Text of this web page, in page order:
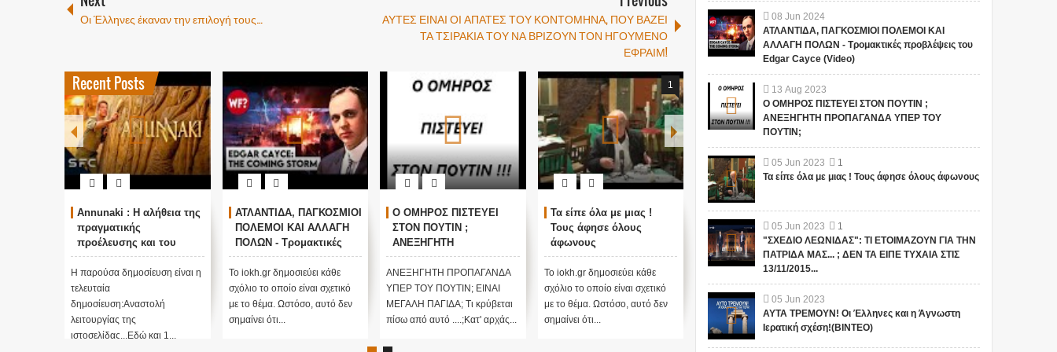
Οι Έλληνες έκαναν την επιλογή τους…
ΑΥΤΕΣ ΕΙΝΑΙ ΟΙ ΑΠΑΤΕΣ ΤΟΥ ΚΟΝΤΟΜΗΝΑ, ΠΟΥ ΒΑΖΕΙ
ΤΑ ΤΣΙΡΑΚΙΑ ΤΟΥ ΝΑ ΒΡΙΖΟΥΝ ΤΟΝ ΗΓΟΥΜΕΝΟ
ΕΦΡΑΙΜ!
Recent Posts
Annunaki : Η αλήθεια της
πραγματικής
προέλευσης και του
σκοπού τους και
αναστολή λειτουργίας
μας ....
Η παρούσα δημοσίευση είναι η
τελευταία
δημοσίευση:Αναστολή
λειτουργίας της
ιστοσελίδας...Εδώ και 1...
ΑΤΛΑΝΤΙΔΑ, ΠΑΓΚΟΣΜΙΟΙ
ΠΟΛΕΜΟΙ ΚΑΙ ΑΛΛΑΓΗ
ΠΟΛΩΝ - Τρομακτικές
προβλέψεις του Edgar
Cayce (Video)
Το iokh.gr δημοσιεύει κάθε
σχόλιο το οποίο είναι σχετικό
με το θέμα. Ωστόσο, αυτό δεν
σημαίνει ότι...
Ο ΟΜΗΡΟΣ ΠΙΣΤΕΥΕΙ
ΣΤΟΝ ΠΟΥΤΙΝ ;
ΑΝΕΞΗΓΗΤΗ
ΠΡΟΠΑΓΑΝΔΑ ΥΠΕΡ ΤΟΥ
ΠΟΥΤΙΝ;
ΑΝΕΞΗΓΗΤΗ ΠΡΟΠΑΓΑΝΔΑ
ΥΠΕΡ ΤΟΥ ΠΟΥΤΙΝ; ΕΙΝΑΙ
ΜΕΓΑΛΗ ΠΑΓΙΔΑ; Τι κρύβεται
πίσω από αυτό ....;Κατ' αρχάς...
1
Τα είπε όλα με μιας !
Τους άφησε όλους
άφωνους
Το iokh.gr δημοσιεύει κάθε
σχόλιο το οποίο είναι σχετικό
με το θέμα. Ωστόσο, αυτό δεν
σημαίνει ότι...
1
"ΣΧΕΔΙΟ ΛΕΩΝΙΔΑΣ": ΤΙ
ΕΤΟΙΜΑΖΟΥΝ ΓΙΑ ΤΗΝ
ΠΑΤΡΙΔΑ ΜΑΣ... ; ΔΕΝ ΤΑ
ΕΙΠΕ ΤΥΧΑΙΑ ΣΤΙΣ
13/11/2015...
Το iokh.gr δημοσιεύει κάθε
με το θέμα. Ωστόσο, αυτό δεν
σημαίνει ότι...
ΑΥΤΑ ΤΡΕΜΟΥΝ! Οι
Ιερατική σχέση!(ΒΙΝΤΕΟ)
σημαίνει ότι...
08 Jun 2024
ΑΤΛΑΝΤΙΔΑ, ΠΑΓΚΟΣΜΙΟΙ ΠΟΛΕΜΟΙ ΚΑΙ
ΑΛΛΑΓΗ ΠΟΛΩΝ - Τρομακτικές προβλέψεις του
Edgar Cayce (Video)
13 Aug 2023
Ο ΟΜΗΡΟΣ ΠΙΣΤΕΥΕΙ ΣΤΟΝ ΠΟΥΤΙΝ ;
ΑΝΕΞΗΓΗΤΗ ΠΡΟΠΑΓΑΝΔΑ ΥΠΕΡ ΤΟΥ
ΠΟΥΤΙΝ;
05 Jun 2023
1
Τα είπε όλα με μιας ! Τους άφησε όλους άφωνους
05 Jun 2023
1
"ΣΧΕΔΙΟ ΛΕΩΝΙΔΑΣ": ΤΙ ΕΤΟΙΜΑΖΟΥΝ ΓΙΑ ΤΗΝ
ΠΑΤΡΙΔΑ ΜΑΣ... ; ΔΕΝ ΤΑ ΕΙΠΕ ΤΥΧΑΙΑ ΣΤΙΣ
13/11/2015...
05 Jun 2023
ΑΥΤΑ ΤΡΕΜΟΥΝ! Οι Έλληνες και η Άγνωστη
Ιερατική σχέση!(ΒΙΝΤΕΟ)